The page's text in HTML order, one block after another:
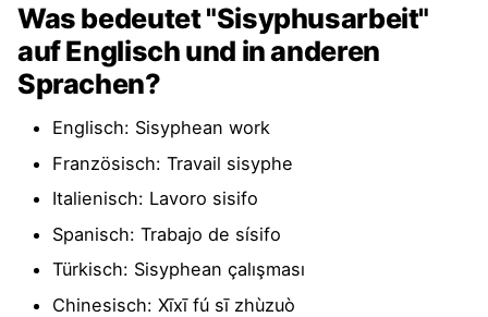
Was bedeutet "Sisyphusarbeit"
auf Englisch und in anderen
Sprachen?
Englisch: Sisyphean work
Französisch: Travail sisyphe
Italienisch: Lavoro sisifo
Spanisch: Trabajo de sísifo
Türkisch: Sisyphean çalışması
Chinesisch: Xīxī fú sī zhùzuò